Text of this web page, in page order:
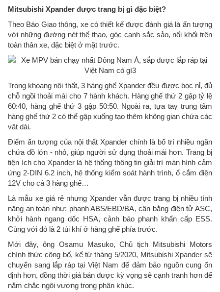
Mitsubishi Xpander được trang bị gì đặc biệt?
Theo Báo Giao thông, xe có thiết kế được đánh giá là ấn tượng
với những đường nét thể thao, góc cạnh sắc sảo, nổi khối trên
toàn thân xe, đặc biệt ở mặt trước.
Trong khoang nội thất, 3 hàng ghế Xpander đều được bọc nỉ, đủ
chỗ ngồi thoải mái cho 7 hành khách. Hàng ghế thứ 2 gập tỷ lệ
60:40, hàng ghế thứ 3 gập 50:50. Ngoài ra, tựa tay trung tâm
hàng ghế thứ 2 có thể gập xuống tạo thêm không gian chứa các
vật dài.
Điểm ấn tượng của nội thất Xpander chính là bố trí nhiều ngăn
chứa đồ lớn - nhỏ, giúp người sử dụng thoải mái hơn. Trang bị
tiện ích cho Xpander là hệ thống thông tin giải trí màn hình cảm
ứng 2-DIN 6.2 inch, hệ thống kiểm soát hành trình, ổ cắm điện
12V cho cả 3 hàng ghế…
Là mẫu xe giá rẻ nhưng Xpander vẫn được trang bị nhiều tính
năng an toàn như: phanh ABS/EBD/BA, cân bằng điện tử ASC,
khởi hành ngang dốc HSA, cảnh báo phanh khẩn cấp ESS.
Cùng với đó là 2 túi khí ở hàng ghế phía trước.
Mới đây, ông Osamu Masuko, Chủ tịch Mitsubishi Motors
chính thức công bố, kể từ tháng 5/2020, Mitsubishi Xpander sẽ
chuyển sang lắp ráp tại Việt Nam để đảm bảo nguồn cung ổn
định hơn, đồng thời giá bán được kỳ vọng sẽ cạnh tranh hơn để
nắm chắc ngôi vương trong phân khúc.